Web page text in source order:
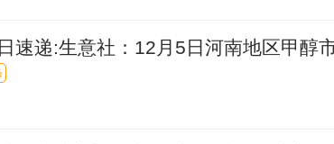
速递:生意社：12月5日河南地区甲醇